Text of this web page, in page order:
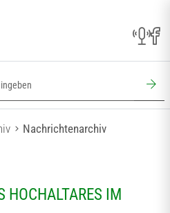
Nachrichtenarchiv
HOCHALTARES IM